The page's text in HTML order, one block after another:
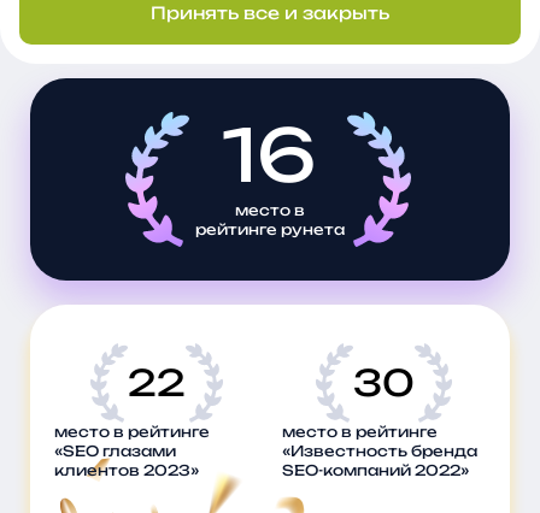
Наши регалии
16
место в
рейтинге рунета
22
место в рейтинге
«SEO глазами
клиентов 2023»
30
место в рейтинге
«Известность бренда
SEO-компаний 2022»
Принять все и закрыть